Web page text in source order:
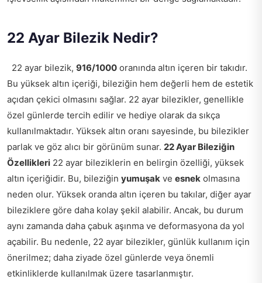
22 Ayar Bilezik Nedir?
22 ayar bilezik, 916/1000 oranında altın içeren bir takıdır.
Bu yüksek altın içeriği, bileziğin hem değerli hem de estetik
açıdan çekici olmasını sağlar. 22 ayar bilezikler, genellikle
özel günlerde tercih edilir ve hediye olarak da sıkça
kullanılmaktadır. Yüksek altın oranı sayesinde, bu bilezikler
parlak ve göz alıcı bir görünüm sunar. 22 Ayar Bileziğin
Özellikleri 22 ayar bileziklerin en belirgin özelliği, yüksek
altın içeriğidir. Bu, bileziğin yumuşak ve esnek olmasına
neden olur. Yüksek oranda altın içeren bu takılar, diğer ayar
bileziklere göre daha kolay şekil alabilir. Ancak, bu durum
aynı zamanda daha çabuk aşınma ve deformasyona da yol
açabilir. Bu nedenle, 22 ayar bilezikler, günlük kullanım için
önerilmez; daha ziyade özel günlerde veya önemli
etkinliklerde kullanılmak üzere tasarlanmıştır.